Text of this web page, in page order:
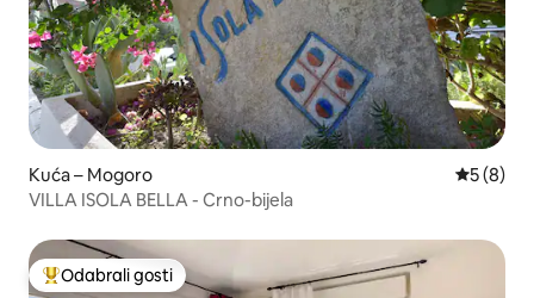
Kuća – Mogoro
5 (8)
VILLA ISOLA BELLA - Crno-bijela
Među najviše rangiranima s oznakom „Odabrali gosti”
Odabrali gosti